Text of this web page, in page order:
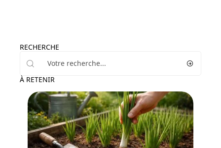
RECHERCHE
À RETENIR
Maison